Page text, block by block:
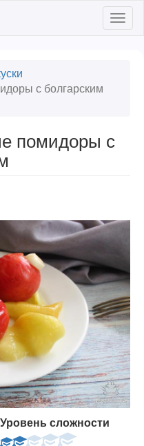
с болгарским
помидоры с
Уровень сложности